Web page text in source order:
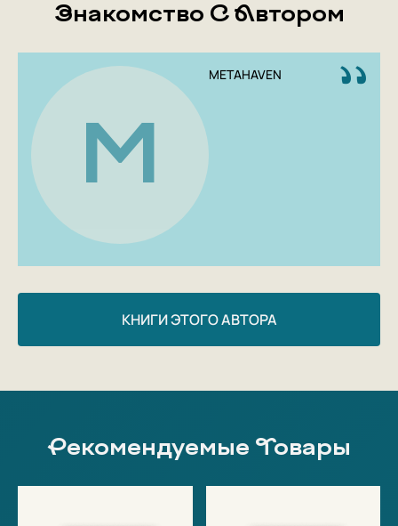
населяющие их цифровые платформы. Нам интересно
назвать это чем-то иным, нежели зависимость от
смартфона. Нам интересно назвать это
кинематографом.
Знакомство С Автором
M
METAHAVEN
КНИГИ ЭТОГО АВТОРА
Рекомендуемые Товары